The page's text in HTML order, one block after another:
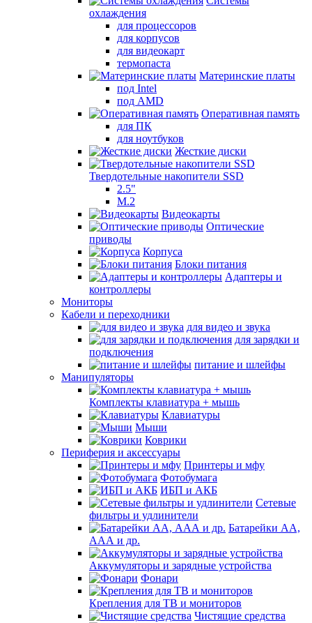
охлаждения
для процессоров
для корпусов
для видеокарт
термопаста
Материнские платы
под Intel
под AMD
Оперативная память
для ПК
для ноутбуков
Жесткие диски
Твердотельные накопители SSD
2.5"
M.2
Видеокарты
Оптические
приводы
Корпуса
Блоки питания
Адаптеры и
контроллеры
Мониторы
Кабели и переходники
для видео и звука
для зарядки и
подключения
питание и шлейфы
Манипуляторы
Комплекты клавиатура + мышь
Клавиатуры
Мыши
Коврики
Периферия и аксессуары
Принтеры и мфу
Фотобумага
ИБП и АКБ
Сетевые
фильтры и удлинители
Батарейки АА,
ААА и др.
Аккумуляторы и зарядные устройства
Фонари
Крепления для ТВ и мониторов
Чистящие средства